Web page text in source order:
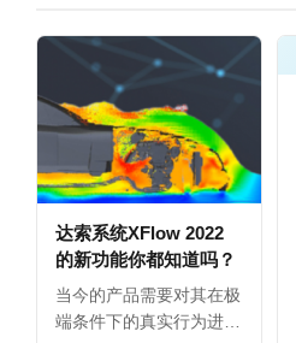
达索系统XFlow 2022
的新功能你都知道吗？
当今的产品需要对其在极
端条件下的真实行为进